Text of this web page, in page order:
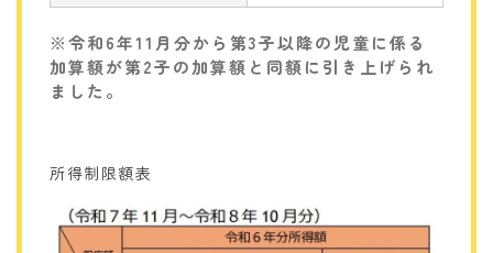
※令和6年11月分から第3子以降の児童に係る
加算額が第2子の加算額と同額に引き上げられ
ました。
所得制限額表